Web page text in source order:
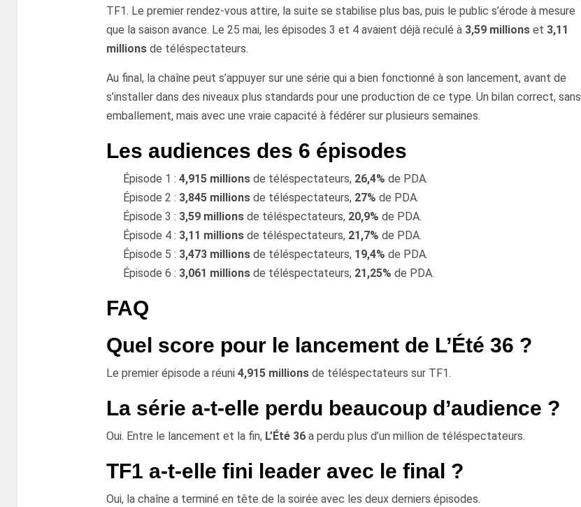
TF1. Le premier rendez-vous attire, la suite se stabilise plus bas, puis le public s’érode à mesure
que la saison avance. Le 25 mai, les épisodes 3 et 4 avaient déjà reculé à 3,59 millionset 3,11
millionsde téléspectateurs.
Au final, la chaîne peut s’appuyer sur une série qui a bien fonctionné à son lancement, avant de
s’installer dans des niveaux plus standards pour une production de ce type. Un bilan correct, sans
emballement, mais avec une vraie capacité à fédérer sur plusieurs semaines.
Les audiences des 6 épisodes
Épisode 1 : 4,915 millionsde téléspectateurs, 26,4% de PDA.
Épisode 2 : 3,845 millionsde téléspectateurs, 27% de PDA.
Épisode 3 : 3,59 millionsde téléspectateurs, 20,9% de PDA.
Épisode 4 : 3,11 millionsde téléspectateurs, 21,7% de PDA.
Épisode 5 : 3,473 millionsde téléspectateurs, 19,4% de PDA.
Épisode 6 : 3,061 millionsde téléspectateurs, 21,25% de PDA.
FAQ
Quel score pour le lancement de L’Été 36 ?
Le premier épisode a réuni 4,915 millionsde téléspectateurs sur TF1.
La série a-t-elle perdu beaucoup d’audience ?
Oui. Entre le lancement et la fin, L’Été 36a perdu plus d’un million de téléspectateurs.
TF1 a-t-elle fini leader avec le final ?
Oui, la chaîne a terminé en tête de la soirée avec les deux derniers épisodes.